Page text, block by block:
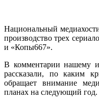
Национальный
производство трех
и «Копы667».
В комментарии нашему
рассказали, по каким
обращает внимание
планах на следующий год.